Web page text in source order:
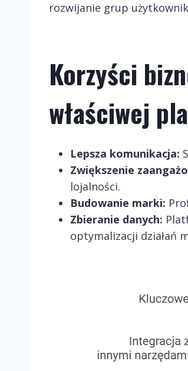
rozwijanie grup
Korzyści
właściwej
Lepsza komunikacja:
Zwiększenie
lojalności.
Budowanie marki:
Zbieranie danych:
optymalizacji działań